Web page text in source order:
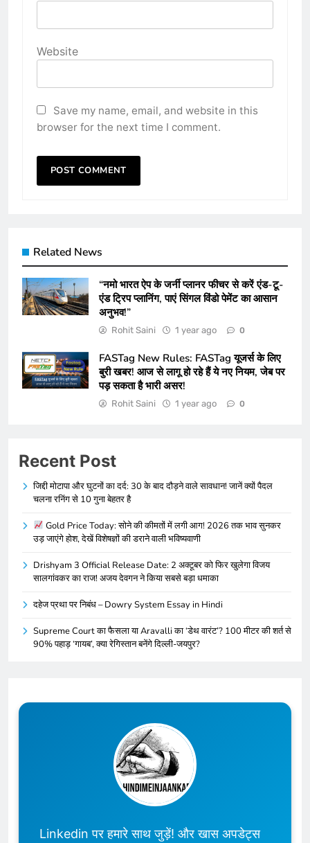
Website
Save my name, email, and website in this
browser for the next time I comment.
Related News
“नमो भारत ऐप के जर्नी प्लानर फीचर से करें एंड-टू-
एंड ट्रिप प्लानिंग, पाएं सिंगल विंडो पेमेंट का आसान
अनुभव!”
Rohit Saini 1 year ago 0
FASTag New Rules: FASTag यूजर्स के लिए
बुरी खबर! आज से लागू हो रहे हैं ये नए नियम, जेब पर
पड़ सकता है भारी असर!
Rohit Saini 1 year ago 0
Recent Post
जिद्दी मोटापा और घुटनों का दर्द: 30 के बाद दौड़ने वाले सावधान! जानें क्यों पैदल
चलना रनिंग से 10 गुना बेहतर है
Gold Price Today: सोने की कीमतों में लगी आग! 2026 तक भाव सुनकर
उड़ जाएंगे होश, देखें विशेषज्ञों की डराने वाली भविष्यवाणी
Drishyam 3 Official Release Date: 2 अक्टूबर को फिर खुलेगा विजय
सालगांवकर का राज! अजय देवगन ने किया सबसे बड़ा धमाका
दहेज प्रथा पर निबंध – Dowry System Essay in Hindi
Supreme Court का फैसला या Aravalli का ‘डेथ वारंट’? 100 मीटर की शर्त से
90% पहाड़ ‘गायब’, क्या रेगिस्तान बनेंगे दिल्ली-जयपुर?
Linkedin पर हमारे साथ जुड़ें! और खास अपडेट्स